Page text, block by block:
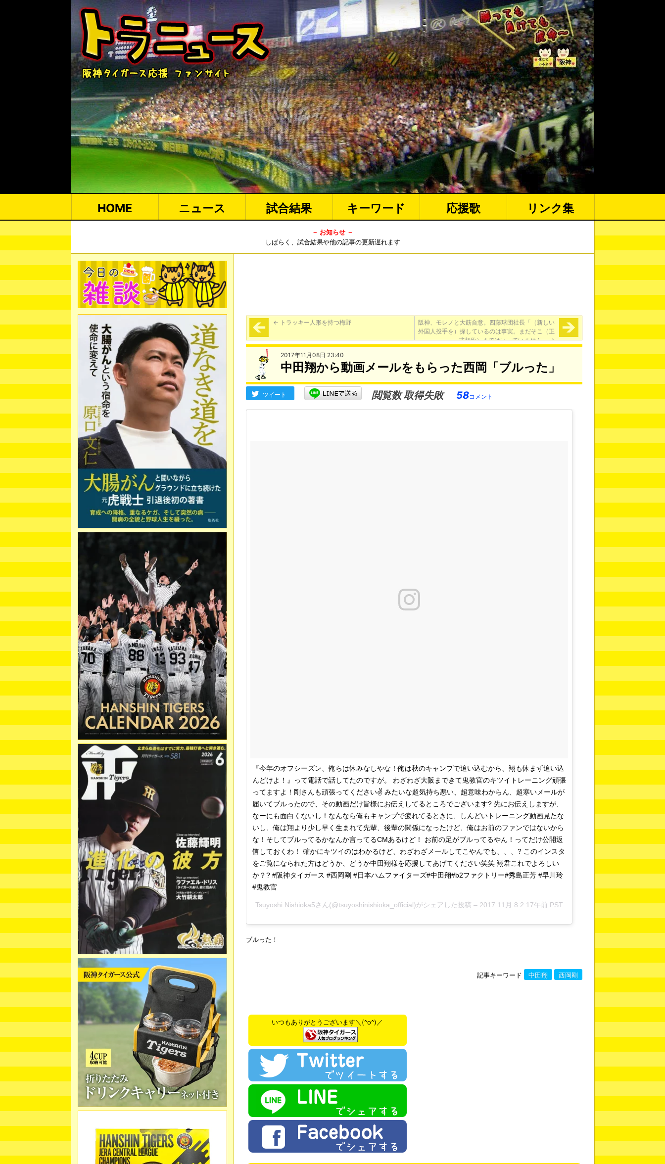
HOME ニュース 試合結果 キーワード 応援歌 リンク集
－ お知らせ －
しばらく、試合結果や他の記事の更新遅れます
← トラッキー人形を持つ梅野
阪神、モレノと大筋合意。四藤球団社長「（新しい
外国人投手を）探しているのは事実。まだそこ（正
式契約）まではいっていません」→
2017年11月08日 23:40
中田翔から動画メールをもらった西岡「ブルった」
ツイート 閲覧数 取得失敗 58コメント
『今年のオフシーズン、俺らは休みなしやな！俺は秋のキャンプで追い込むから、翔も休まず追い込
んどけよ！』って電話で話してたのですが。 わざわざ大阪まできて鬼教官のキツイトレーニング頑張
ってますよ！剛さんも頑張ってください✌️ みたいな超気持ち悪い、超意味わからん、超寒いメールが
届いてブルったので、その動画だけ皆様にお伝えしてるところでございます? 先にお伝えしますが、
なーにも面白くないし！なんなら俺もキャンプで疲れてるときに、しんどいトレーニング動画見たな
いし、俺は翔より少し早く生まれて先輩、後輩の関係になったけど、俺はお前のファンではないから
な！そしてブルってるかなんか言ってるCMあるけど！ お前の足がブルってるやん！ってだけ公開返
信しておくわ！ 確かにキツイのはわかるけど、わざわざメールしてこやんでも、、、? このインスタ
をご覧になられた方はどうか、どうか中田翔様を応援してあげてください笑笑 翔君これでよろしい
か？? #阪神タイガース #西岡剛 #日本ハムファイターズ#中田翔#b2ファクトリー#秀島正芳 #早川玲
#鬼教官
Tsuyoshi Nishioka5さん(@tsuyoshinishioka_official)がシェアした投稿 – 2017 11月 8 2:17午前 PST
ブルった！
記事キーワード 中田翔 西岡剛
いつもありがとうございます＼(^o^)／